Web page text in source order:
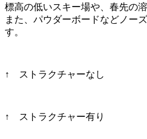
標高の低いスキー場や、春先の
また、パウダーボードなどノー
す。
↑ ストラクチャーなし
↑ ストラクチャー有り